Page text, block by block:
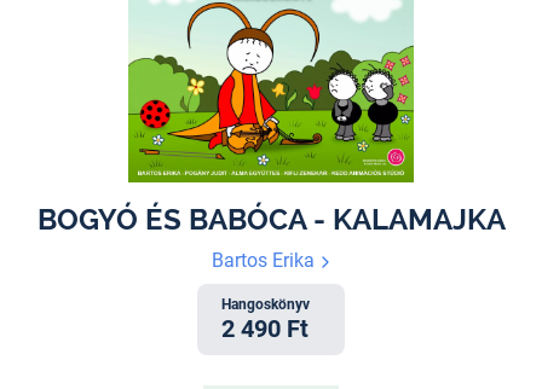
BOGYÓ ÉS BABÓCA - KALAMAJKA
Bartos Erika
Hangoskönyv
2 490 Ft